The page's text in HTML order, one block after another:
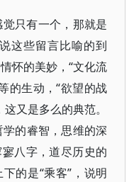
只有一个，那就是
这些留言比喻的到
怀的美妙，“文化流
的生动，“欲望的战
又是多么的典范。
的睿智，思维的深
八字，道尽历史的
的是“乘客”，说明